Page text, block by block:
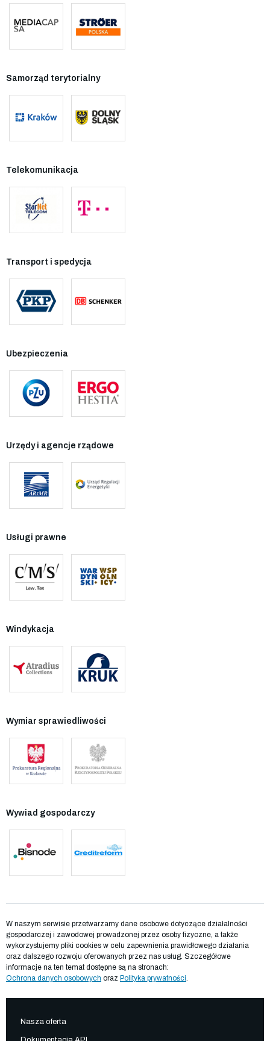
Samorząd terytorialny
Telekomunikacja
Transport i spedycja
Ubezpieczenia
Urzędy i agencje rządowe
Usługi prawne
Windykacja
Wymiar sprawiedliwości
Wywiad gospodarczy
W naszym serwisie przetwarzamy dane osobowe dotyczące działalności
gospodarczej i zawodowej prowadzonej przez osoby fizyczne, a także
wykorzystujemy pliki cookies w celu zapewnienia prawidłowego działania
oraz dalszego rozwoju oferowanych przez nas usług. Szczegółowe
informacje na ten temat dostępne są na stronach:
Ochrona danych osobowych oraz Polityka prywatności.
Nasza oferta